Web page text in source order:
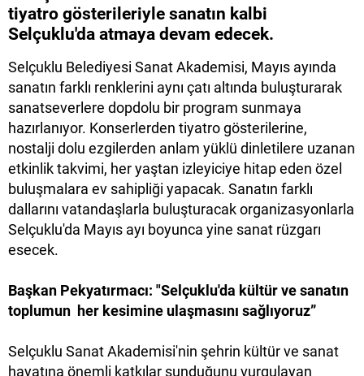
tiyatro gösterileriyle sanatın kalbi
Selçuklu'da atmaya devam edecek.
Selçuklu Belediyesi Sanat Akademisi, Mayıs ayında
sanatın farklı renklerini aynı çatı altında buluşturarak
sanatseverlere dopdolu bir program sunmaya
hazırlanıyor. Konserlerden tiyatro gösterilerine,
nostalji dolu ezgilerden anlam yüklü dinletilere uzanan
etkinlik takvimi, her yaştan izleyiciye hitap eden özel
buluşmalara ev sahipliği yapacak. Sanatın farklı
dallarını vatandaşlarla buluşturacak organizasyonlarla
Selçuklu'da Mayıs ayı boyunca yine sanat rüzgarı
esecek.
Başkan Pekyatırmacı: "Selçuklu'da kültür ve sanatın
toplumun her kesimine ulaşmasını sağlıyoruz”
Selçuklu Sanat Akademisi'nin şehrin kültür ve sanat
hayatına önemli katkılar sunduğunu vurgulayan